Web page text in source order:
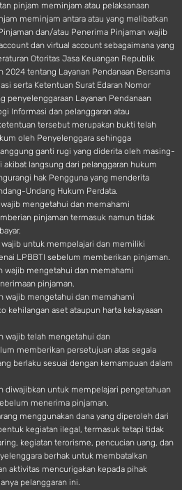
pinjam meminjam atau pelaksanaan
meminjam antara atau yang melibatkan
dan/atau Penerima Pinjaman wajib
dan virtual account sebagaimana yang
Otoritas Jasa Keuangan Republik
2024 tentang Layanan Pendanaan Bersama
serta Ketentuan Surat Edaran Nomor
penyelenggaraan Layanan Pendanaan
Informasi dan pelanggaran atau
tersebut merupakan bukti telah
oleh Penyelenggara sehingga
ganti rugi yang diderita oleh masing-
akibat langsung dari pelanggaran hukum
hak Pengguna yang menderita
Undang Hukum Perdata.
mengetahui dan memahami
pinjaman termasuk namun tidak
untuk mempelajari dan memiliki
LPBBTI sebelum memberikan pinjaman.
wajib mengetahui dan memahami
pinjaman.
wajib mengetahui dan memahami
kehilangan aset ataupun harta kekayaaan
wajib telah mengetahui dan
memberikan persetujuan atas segala
berlaku sesuai dengan kemampuan dalam
diwajibkan untuk mempelajari pengetahuan
menerima pinjaman.
menggunakan dana yang diperoleh dari
kegiatan ilegal, termasuk tetapi tidak
kegiatan terorisme, pencucian uang, dan
berhak untuk membatalkan
aktivitas mencurigakan kepada pihak
pelanggaran ini.